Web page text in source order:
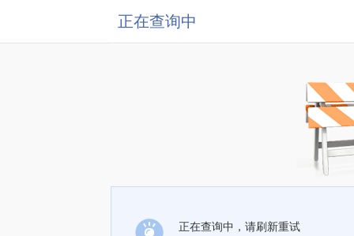
正在查询中
正在查询中，请刷新重试